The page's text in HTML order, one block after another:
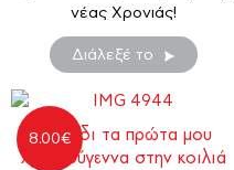
νέας Χρονιάς!
Διάλεξέ το
8.00€
Στολίδι τα πρώτα μου
Χριστούγεννα στην κοιλιά